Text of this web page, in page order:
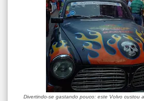
Divertindo-se gastando pouco: este Volvo custou